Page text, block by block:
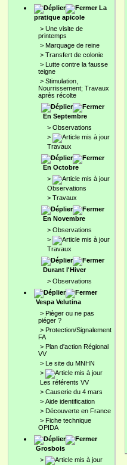
La
pratique apicole
> Une visite de
printemps
> Marquage de reine
> Transfert de colonie
> Lutte contre la fausse
teigne
> Stimulation,
Nourrissement; Travaux
après récolte
En Septembre
> Observations
>
Travaux
En Octobre
>
Observations
> Travaux
En Novembre
> Observations
>
Travaux
Durant l'Hiver
> Observations
Vespa Velutina
> Pièger ou ne pas
piéger ?
> Protection/Signalement
FA
> Plan d'action Régional
VV
> Le site du MNHN
>
Les référents VV
> Causerie du 4 mars
> Aide identification
> Découverte en France
> Fiche technique
OPIDA
Grosbois
>